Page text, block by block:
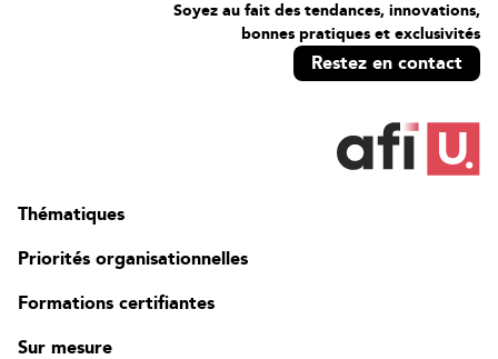
Soyez au fait des tendances, innovations,
bonnes pratiques et exclusivités
Restez en contact
Thématiques
Priorités organisationnelles
Formations certifiantes
Sur mesure